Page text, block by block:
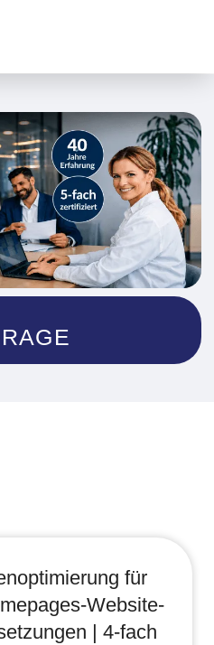
für
Website-
| 4-fach